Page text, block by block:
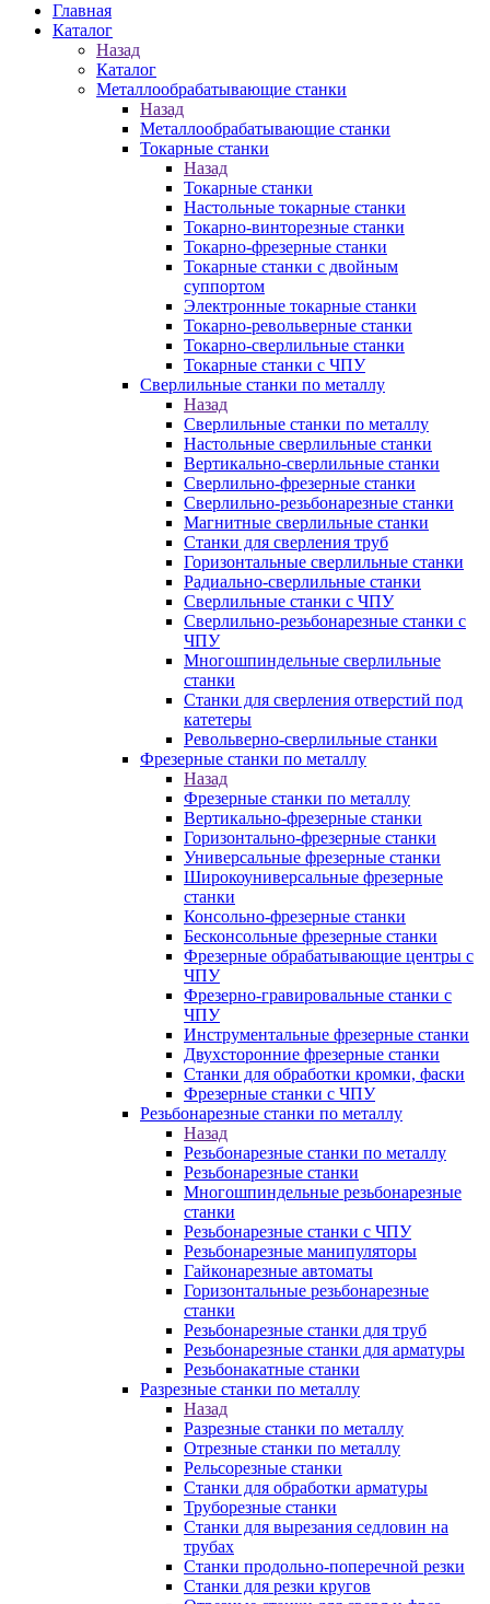
Главная
Каталог
Назад
Каталог
Металлообрабатывающие станки
Назад
Металлообрабатывающие станки
Токарные станки
Назад
Токарные станки
Настольные токарные станки
Токарно-винторезные станки
Токарно-фрезерные станки
Токарные станки с двойным
суппортом
Электронные токарные станки
Токарно-револьверные станки
Токарно-сверлильные станки
Токарные станки с ЧПУ
Сверлильные станки по металлу
Назад
Сверлильные станки по металлу
Настольные сверлильные станки
Вертикально-сверлильные станки
Сверлильно-фрезерные станки
Сверлильно-резьбонарезные станки
Магнитные сверлильные станки
Станки для сверления труб
Горизонтальные сверлильные станки
Радиально-сверлильные станки
Сверлильные станки с ЧПУ
Сверлильно-резьбонарезные станки с
ЧПУ
Многошпиндельные сверлильные
станки
Станки для сверления отверстий под
катетеры
Револьверно-сверлильные станки
Фрезерные станки по металлу
Назад
Фрезерные станки по металлу
Вертикально-фрезерные станки
Горизонтально-фрезерные станки
Универсальные фрезерные станки
Широкоуниверсальные фрезерные
станки
Консольно-фрезерные станки
Бесконсольные фрезерные станки
Фрезерные обрабатывающие центры с
ЧПУ
Фрезерно-гравировальные станки с
ЧПУ
Инструментальные фрезерные станки
Двухсторонние фрезерные станки
Станки для обработки кромки, фаски
Фрезерные станки с ЧПУ
Резьбонарезные станки по металлу
Назад
Резьбонарезные станки по металлу
Резьбонарезные станки
Многошпиндельные резьбонарезные
станки
Резьбонарезные станки с ЧПУ
Резьбонарезные манипуляторы
Гайконарезные автоматы
Горизонтальные резьбонарезные
станки
Резьбонарезные станки для труб
Резьбонарезные станки для арматуры
Резьбонакатные станки
Разрезные станки по металлу
Назад
Разрезные станки по металлу
Отрезные станки по металлу
Рельсорезные станки
Станки для обработки арматуры
Труборезные станки
Станки для вырезания седловин на
трубаx
Станки продольно-поперечной резки
Станки для резки кругов